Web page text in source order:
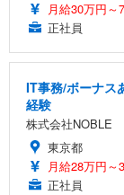
月給30万円～
正社員
IT事務/ボーナス
経験
株式会社NOBLE
東京都
月給28万円～
正社員